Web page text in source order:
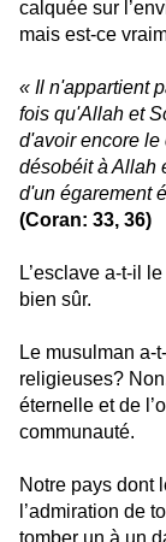
calquée sur
mais est-ce
« Il n'appartient
fois qu'Allah et
d'avoir encore le
désobéit à Allah
d'un égarement
(Coran: 33, 36)
L’esclave a-t-il
bien sûr.
Le musulman a-
religieuses?
éternelle et de
communauté.
Notre pays dont
l’admiration de